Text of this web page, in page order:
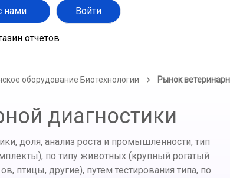
нами Войти
отчетов
оборудование Биотехнологии Рынок
диагностики
доля, анализ роста и промышленности, тип
по типу животных (крупный рогатый
птицы, другие), путем тестирования типа, по